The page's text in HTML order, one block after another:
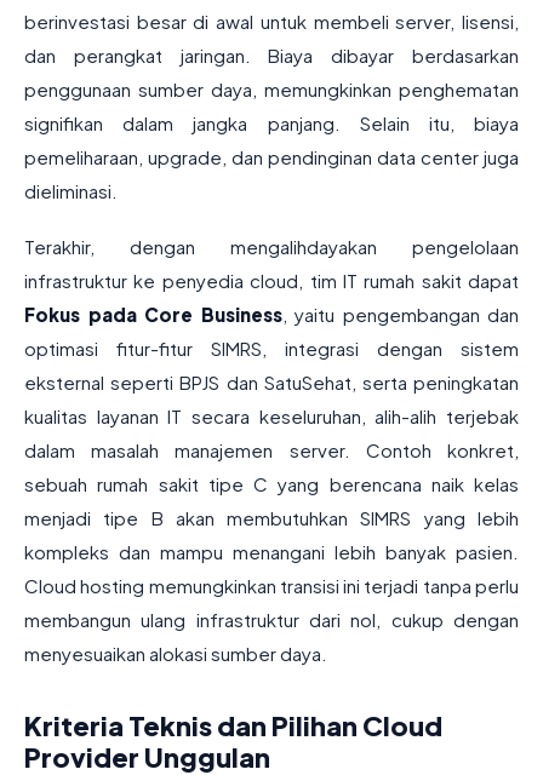
berinvestasi besar di awal untuk membeli server, lisensi,
dan perangkat jaringan. Biaya dibayar berdasarkan
penggunaan sumber daya, memungkinkan penghematan
signifikan dalam jangka panjang. Selain itu, biaya
pemeliharaan, upgrade, dan pendinginan data center juga
dieliminasi.
Terakhir, dengan mengalihdayakan pengelolaan
infrastruktur ke penyedia cloud, tim IT rumah sakit dapat
Fokus pada Core Business, yaitu pengembangan dan
optimasi fitur-fitur SIMRS, integrasi dengan sistem
eksternal seperti BPJS dan SatuSehat, serta peningkatan
kualitas layanan IT secara keseluruhan, alih-alih terjebak
dalam masalah manajemen server. Contoh konkret,
sebuah rumah sakit tipe C yang berencana naik kelas
menjadi tipe B akan membutuhkan SIMRS yang lebih
kompleks dan mampu menangani lebih banyak pasien.
Cloud hosting memungkinkan transisi ini terjadi tanpa perlu
membangun ulang infrastruktur dari nol, cukup dengan
menyesuaikan alokasi sumber daya.
Kriteria Teknis dan Pilihan Cloud
Provider Unggulan